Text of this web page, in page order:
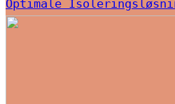
Optimale